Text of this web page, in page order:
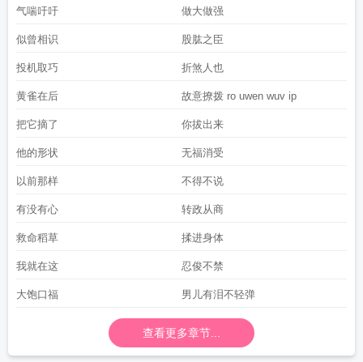
气喘吁吁 做大做强
似曾相识 股肱之臣
投机取巧 折煞人也
黄雀在后 故意撩拨 ro uwen wuv ip
把它摘了 你拔出来
他的形状 无福消受
以前那样 不得不说
有没有心 转政从商
救命稻草 揉进身体
我就在这 忍俊不禁
大饱口福 男儿有泪不轻弹
查看更多章节...